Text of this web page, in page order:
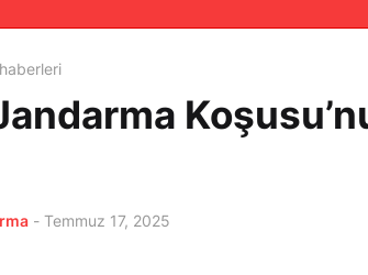
haberleri
- Temmuz 17, 2025